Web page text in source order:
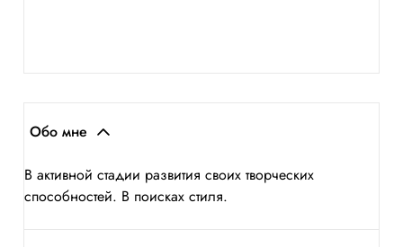
Обо мне
В активной стадии развития своих творческих
способностей. В поисках стиля.